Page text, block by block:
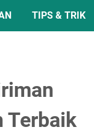
TIPS & TRIK
Terbaik